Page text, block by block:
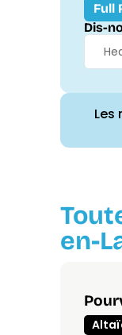
Full
Dis-
Les
en-